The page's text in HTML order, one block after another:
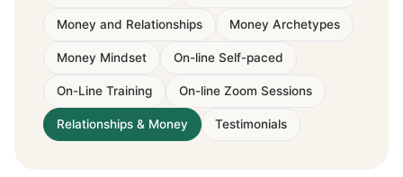
Money and Relationships Money Archetypes
Money Mindset On-line Self-paced
On-Line Training On-line Zoom Sessions
Relationships & Money Testimonials